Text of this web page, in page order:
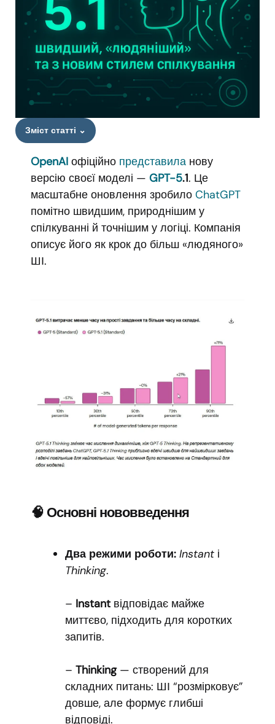
Зміст статті ⌄
OpenAI офіційно представила нову
версію своєї моделі — GPT-5.1. Це
масштабне оновлення зробило ChatGPT
помітно швидшим, природнішим у
спілкуванні й точнішим у логіці. Компанія
описує його як крок до більш «людяного»
ШІ.
🧠 Основні нововведення
Два режими роботи: Instant і
Thinking.
– Instant відповідає майже
миттєво, підходить для коротких
запитів.
– Thinking— створений для
складних питань: ШІ “розмірковує”
довше, але формує глибші
відповіді.